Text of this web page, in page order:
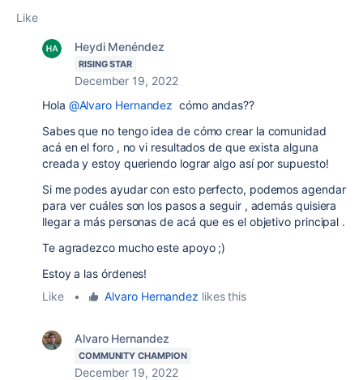
Like
Heydi Menéndez
RISING STAR
December 19, 2022
Hola @Alvaro Hernandez cómo andas??
Sabes que no tengo idea de cómo crear la comunidad
acá en el foro , no vi resultados de que exista alguna
creada y estoy queriendo lograr algo así por supuesto!
Si me podes ayudar con esto perfecto, podemos agendar
para ver cuáles son los pasos a seguir , además quisiera
llegar a más personas de acá que es el objetivo principal .
Te agradezco mucho este apoyo ;)
Estoy a las órdenes!
Like
• Alvaro Hernandez likes this
Alvaro Hernandez
COMMUNITY CHAMPION
December 19, 2022